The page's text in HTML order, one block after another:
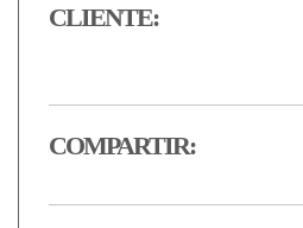
CLIENTE:
COMPARTIR: